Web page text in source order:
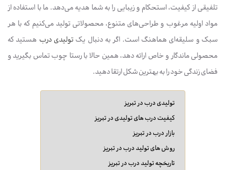
تلفیقی از کیفیت، استحکام و زیبایی را به شما هدیه می‌دهد. ما با استفاده از
مواد اولیه مرغوب و طراحی‌های متنوع، محصولاتی تولید می‌کنیم که با هر
سبک و سلیقه‌ای هماهنگ است. اگر به دنبال یک تولیدی درب هستید که
محصولی ماندگار و خاص ارائه دهد، همین حالا با رستا چوب تماس بگیرید و
فضای زندگی خود را به بهترین شکل ارتقا دهید.
تولیدی درب در تبریز
کیفیت درب های تولیدی در تبریز
بازار درب در تبریز
روش های تولید درب در تبریز
تاریخچه تولید درب در تبریز